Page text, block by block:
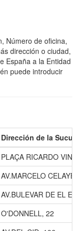
Número de oficina,
dirección o ciudad,
España a la Entidad
puede introducir
Dirección de la
PLAÇA RICARDO
AV.MARCELO
AV.BULEVAR DE EL
O'DONNELL, 22